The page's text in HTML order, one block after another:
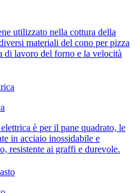
utilizzato nella cottura della
materiali del cono per pizza
di lavoro del forno e la velocità
è per il pane quadrato, le
in acciaio inossidabile e
resistente ai graffi e durevole.